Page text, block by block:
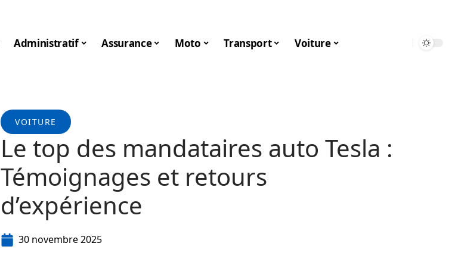
Administratif Assurance Moto Transport Voiture
VOITURE
Le top des mandataires auto Tesla :
Témoignages et retours
d’expérience
30 novembre 2025